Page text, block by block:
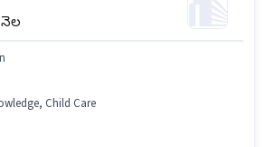
నెల
Child Care